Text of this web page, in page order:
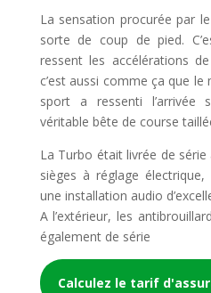
La sensation procurée par
sorte de coup de pied.
ressent les accélérations
c’est aussi comme ça que
sport a ressenti
véritable bête de course
La Turbo était livrée de
sièges à réglage
une installation audio
A l’extérieur, les
également de série
Calculez le tarif